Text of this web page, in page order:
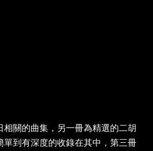
關的曲集，另一冊為精選的二胡
單到有深度的收錄在其中，第三冊